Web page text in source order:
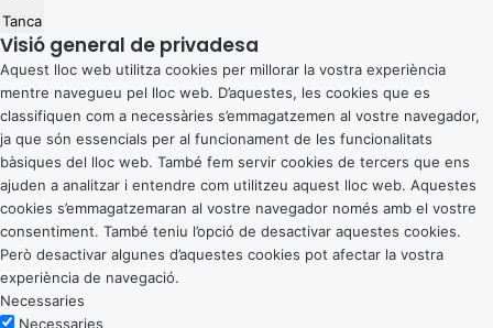
Tanca
Visió general de privadesa
Aquest lloc web utilitza cookies per millorar la vostra experiència
mentre navegueu pel lloc web. D’aquestes, les cookies que es
classifiquen com a necessàries s’emmagatzemen al vostre navegador,
ja que són essencials per al funcionament de les funcionalitats
bàsiques del lloc web. També fem servir cookies de tercers que ens
ajuden a analitzar i entendre com utilitzeu aquest lloc web. Aquestes
cookies s’emmagatzemaran al vostre navegador només amb el vostre
consentiment. També teniu l’opció de desactivar aquestes cookies.
Però desactivar algunes d’aquestes cookies pot afectar la vostra
experiència de navegació.
Necessaries
Necessaries